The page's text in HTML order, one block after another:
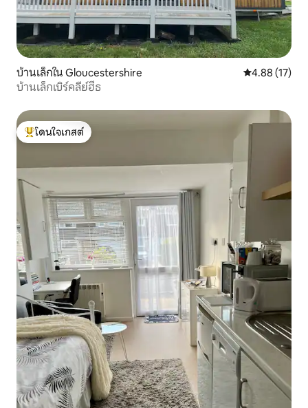
บ้านเล็กใน Gloucestershire คะแนนเฉลี่ย
4.88 (17)
บ้านเล็กเบิร์คลีย์ฮีธ
โดนใจเกสต์ที่สุด
โดนใจเกสต์